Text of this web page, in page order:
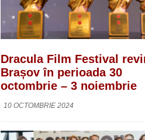
Dracula Film Festival
Brașov în perioada 30
octombrie – 3 noiembrie
10 OCTOMBRIE 2024